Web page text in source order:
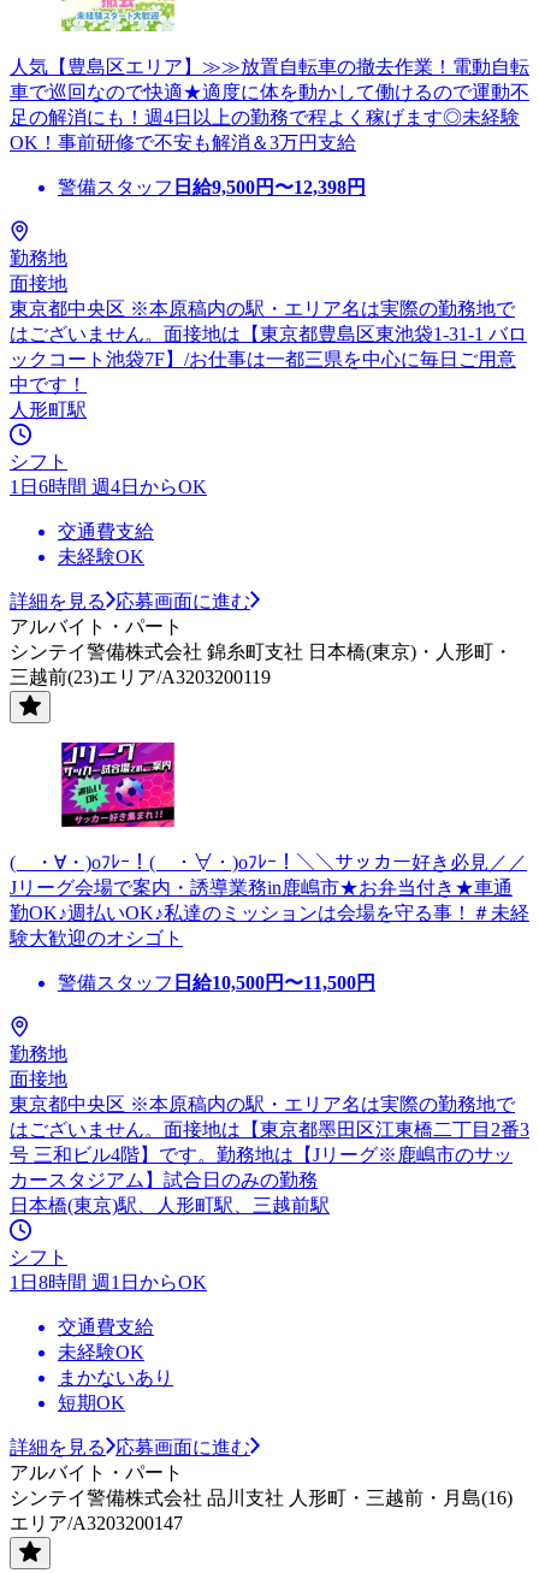
人気【豊島区エリア】≫≫放置自転車の撤去作業！電動自転
車で巡回なので快適★適度に体を動かして働けるので運動不
足の解消にも！週4日以上の勤務で程よく稼げます◎未経験
OK！事前研修で不安も解消＆3万円支給
警備スタッフ 日給9,500円〜12,398円
勤務地
面接地
東京都中央区 ※本原稿内の駅・エリア名は実際の勤務地で
はございません。面接地は【東京都豊島区東池袋1-31-1 バロ
ックコート池袋7F】/お仕事は一都三県を中心に毎日ご用意
中です！
人形町駅
シフト
1日6時間 週4日からOK
交通費支給
未経験OK
詳細を見る
応募画面に進む
アルバイト・パート
シンテイ警備株式会社 錦糸町支社 日本橋(東京)・人形町・
三越前(23)エリア/A3203200119
( ・∀・)oﾌﾚｰ！( ・∀・)oﾌﾚｰ！＼＼サッカー好き必見／／
Jリーグ会場で案内・誘導業務in鹿嶋市★お弁当付き★車通
勤OK♪週払いOK♪私達のミッションは会場を守る事！＃未経
験大歓迎のオシゴト
警備スタッフ 日給10,500円〜11,500円
勤務地
面接地
東京都中央区 ※本原稿内の駅・エリア名は実際の勤務地で
はございません。面接地は【東京都墨田区江東橋二丁目2番3
号 三和ビル4階】です。勤務地は【Jリーグ※鹿嶋市のサッ
カースタジアム】試合日のみの勤務
日本橋(東京)駅、人形町駅、三越前駅
シフト
1日8時間 週1日からOK
交通費支給
未経験OK
まかないあり
短期OK
詳細を見る
応募画面に進む
アルバイト・パート
シンテイ警備株式会社 品川支社 人形町・三越前・月島(16)
エリア/A3203200147